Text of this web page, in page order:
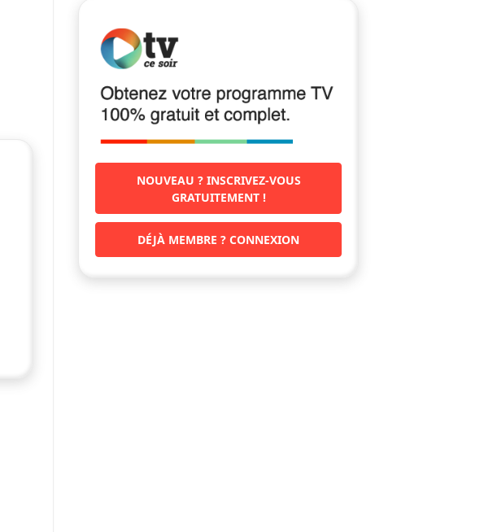
NOUVEAU ? INSCRIVEZ-VOUS
GRATUITEMENT !
DÉJÀ MEMBRE ? CONNEXION